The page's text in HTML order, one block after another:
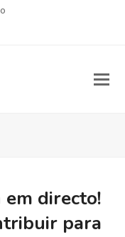
em directo!
para